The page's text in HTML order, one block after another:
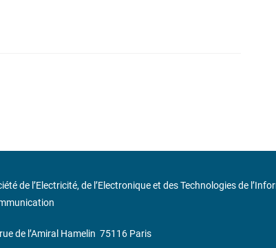
de l’Electricité, de l’Electronique et des Technologies de
de l’Amiral Hamelin 75116 Paris